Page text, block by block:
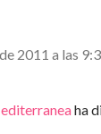
2011 a las
ha